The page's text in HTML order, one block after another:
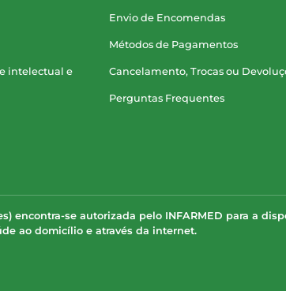
intelectual e
Envio de Encomendas
Métodos de Pagamentos
Cancelamento, Trocas ou
Perguntas Frequentes
encontra-se autorizada pelo INFARMED para a
ao domicílio e através da internet.